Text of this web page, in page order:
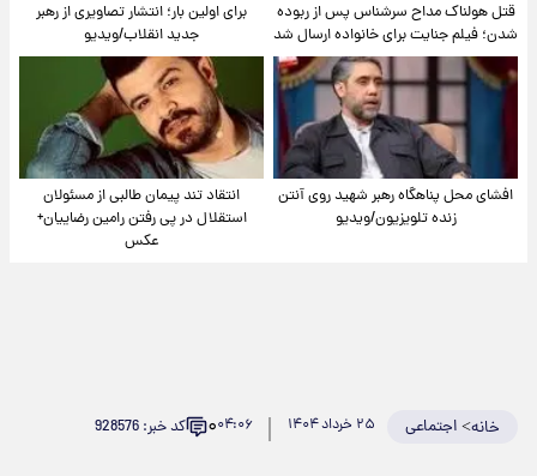
قتل هولناک مداح سرشناس پس از ربوده
شدن؛ فیلم جنایت برای خانواده ارسال شد
برای اولین بار؛ انتشار تصاویری از رهبر
جدید انقلاب/ویدیو
افشای محل پناهگاه‌ رهبر شهید روی آنتن
زنده تلویزیون/ویدیو
انتقاد تند پیمان طالبی از مسئولان
استقلال در پی رفتن رامین رضاییان+
عکس
خانه>اجتماعی ۲۵ خرداد ۱۴۰۴ ۰۴:۰۶۰ کد خبر: 928576